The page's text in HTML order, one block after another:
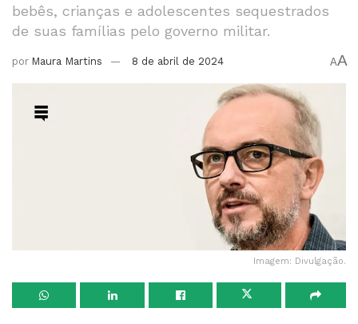
bebês, crianças e adolescentes sequestrados
de suas famílias pelo governo militar.
por Maura Martins 8 de abril de 2024 AA
Imagem: Divulgação.